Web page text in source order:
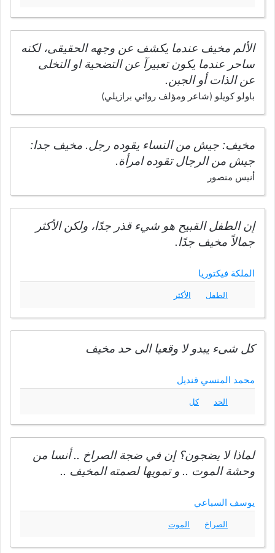
الألم مخيف عندما يكشف عن وجهه الحقيقى، لكنه
ساحر عندما يكون تعبيرآ عن التضحية او التخلى
عن الذات أو الجبن.
باولو كويلو (شاعر ومؤلف روائي برازيلي)
مخيف: جيش من النساء يقوده رجل. مخيف جدا:
جيش من الرجال تقوده امرأة.
أنيس منصور
إن الطفل القبيح هو شيء قذر جدًا، ولكن الأكثر
جمالاً مخيف جدًا.
الملكة فيكتوريا
الطفل الأكثر
كل شىء يبدو لا وقعيا الى حد مخيف
محمد المنسي قنديل
الحد كل
لماذا لا يضجون؟ إن في ضجة الصراخ .. أنسا من
وحشة الموت .. و تمويها لصمته المخيف ..
يوسف السباعي
الصراخ الموت